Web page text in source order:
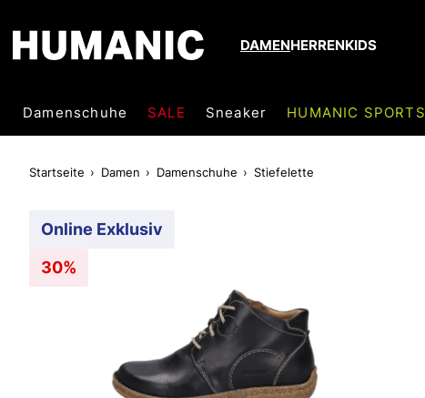
DAMENHERRENKIDS
Damenschuhe SALE Sneaker HUMANIC SPORTS
Startseite Damen Damenschuhe Stiefelette
Online Exklusiv
30%